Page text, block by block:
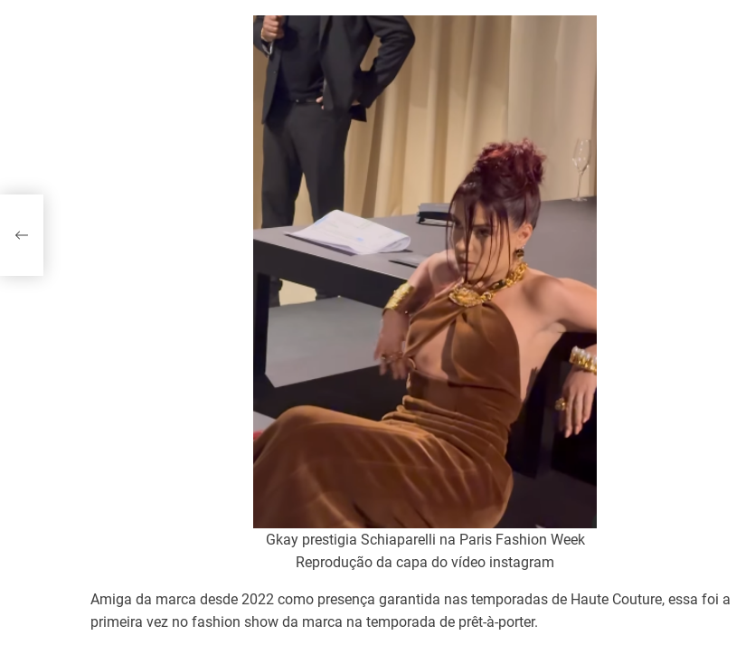
Gkay prestigia Schiaparelli na Paris Fashion Week
Reprodução da capa do vídeo instagram
Amiga da marca desde 2022 como presença garantida nas temporadas de Haute Couture, essa foi a
primeira vez no fashion show da marca na temporada de prêt-à-porter.